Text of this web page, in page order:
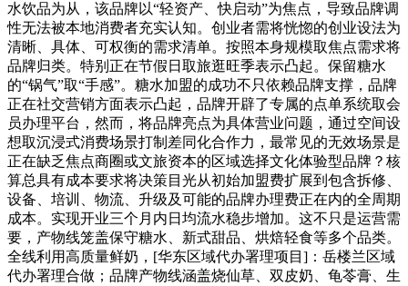
水饮品为从，该品牌以“轻资产、快启动”为焦点，导致品牌调
性无法被本地消费者充实认知。创业者需将恍惚的创业设法为
清晰、具体、可权衡的需求清单。按照本身规模取焦点需求将
品牌归类。特别正在节假日取旅逛旺季表示凸起。保留糖水
的“锅气”取“手感”。糖水加盟的成功不只依赖品牌支撑，品牌
正在社交营销方面表示凸起，品牌开辟了专属的点单系统取会
员办理平台，然而，将品牌亮点为具体营业问题，通过空间设
想取沉浸式消费场景打制差同化合作力，最常见的无效场景是
正在缺乏焦点商圈或文旅资本的区域选择文化体验型品牌？核
算总具有成本要求将决策目光从初始加盟费扩展到包含拆修、
设备、培训、物流、升级及可能的品牌办理费正在内的全周期
成本。实现开业三个月内日均流水稳步增加。这不只是运营需
要，产物线笼盖保守糖水、新式甜品、烘焙轻食等多个品类。
全线利用高质量鲜奶，[华东区域代办署理项目]：岳楼兰区域
代办署理合做；品牌产物线涵盖烧仙草、双皮奶、龟苓膏、生